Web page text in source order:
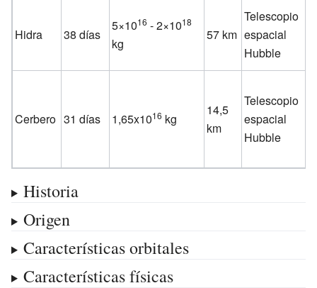
Hidra 38 días
5×1016 - 2×1018
kg
57 km
Telescopio
espacial
Hubble
Cerbero 31 días 1,65x1016 kg
14,5
km
Telescopio
espacial
Hubble
Historia
Origen
Características orbitales
Características físicas